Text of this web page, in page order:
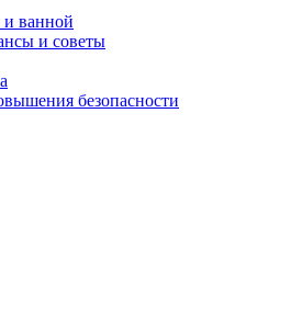
и ванной
и советы
безопасности